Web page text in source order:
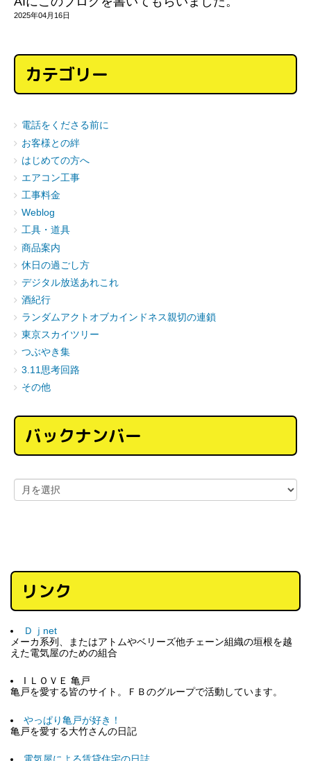
2025年04月16日
カテゴリー
電話をくださる前に
お客様との絆
はじめての方へ
エアコン工事
工事料金
Weblog
工具・道具
商品案内
休日の過ごし方
デジタル放送あれこれ
酒紀行
ランダムアクトオブカインドネス親切の連鎖
東京スカイツリー
つぶやき集
3.11思考回路
その他
バックナンバー
リンク
Ｄｊnet
メーカ系列、またはアトムやベリーズ他チェーン組織の垣根を越
えた電気屋のための組合
I ＬＯＶＥ 亀戸
亀戸を愛する皆のサイト。ＦＢのグループで活動しています。
やっぱり亀戸が好き！
亀戸を愛する大竹さんの日記